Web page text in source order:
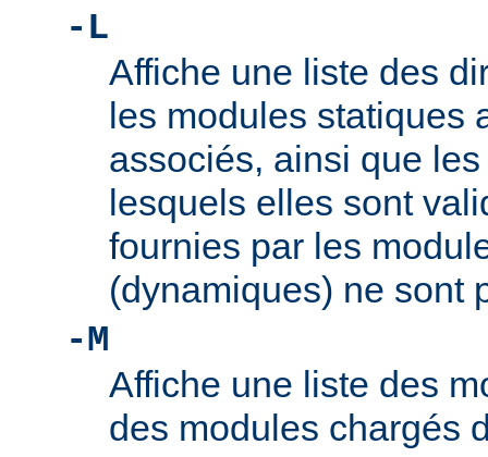
-L
Affiche une liste des
les modules statiques
associés, ainsi que
lesquels elles sont
fournies par les
(dynamiques) ne sont
-M
Affiche une liste des
des modules chargés